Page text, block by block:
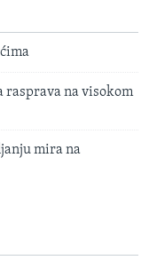
na visokom
mira na